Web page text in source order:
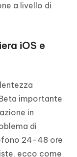
a livello di
iOS e
importante
in
di
24-48 ore
ecco come